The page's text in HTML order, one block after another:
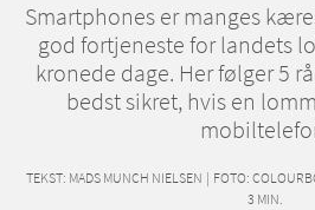
Smartphones er manges
god fortjeneste for landets
kronede dage. Her følger 5
bedst sikret, hvis en
TEKST: MADS MUNCH NIELSEN | FOTO:
3 MIN.